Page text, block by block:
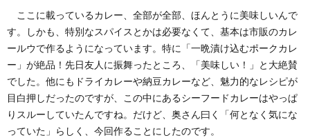
ここに載っているカレー、全部が全部、ほんとうに美味しいんで
す。しかも、特別なスパイスとかは必要なくて、基本は市販のカレ
ールウで作るようになっています。特に「一晩漬け込むポークカレ
ー」が絶品！先日友人に振舞ったところ、「美味しい！」と大絶賛
でした。他にもドライカレーや納豆カレーなど、魅力的なレシピが
目白押しだったのですが、この中にあるシーフードカレーはやっぱ
りスルーしていたんですね。だけど、奥さん曰く「何となく気にな
っていた」らしく、今回作ることにしたのです。